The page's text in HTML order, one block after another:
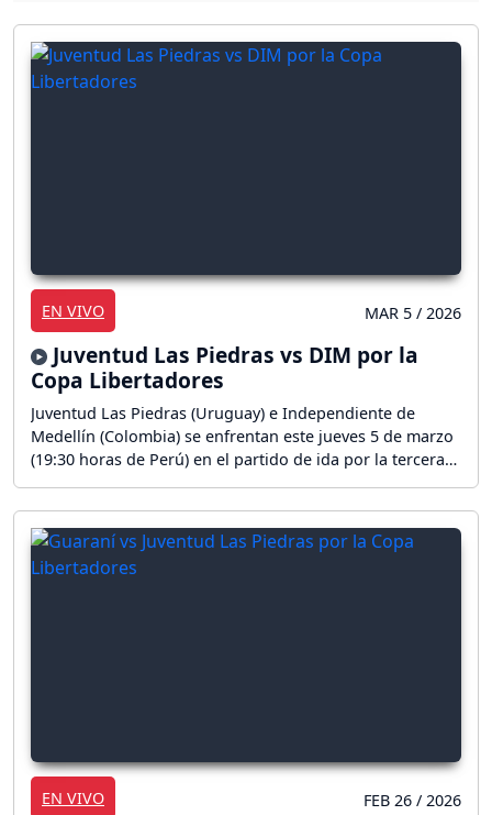
EN VIVO MAR 5 / 2026
Juventud Las Piedras vs DIM por la
Copa Libertadores
Juventud Las Piedras (Uruguay) e Independiente de
Medellín (Colombia) se enfrentan este jueves 5 de marzo
(19:30 horas de Perú) en el partido de ida por la tercera
fase de la Copa Libertadores. El duelo tendrá lugar en el
Estadio Parque Artigas. ¡Sigue aquí la reacción en vivo
del partido!
EN VIVO FEB 26 / 2026